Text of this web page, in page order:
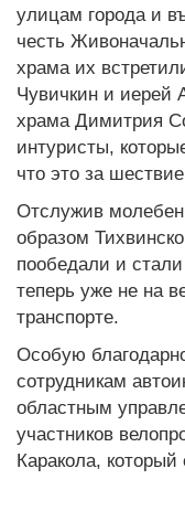
улицам города и
честь
храма их
Чувичкин и иерей
храма Димитрия
интуристы,
что это за
Отслужив
образом
пообедали и
теперь уже не на
транспорте.
Особую
сотрудникам
областным
участников
Каракола, который